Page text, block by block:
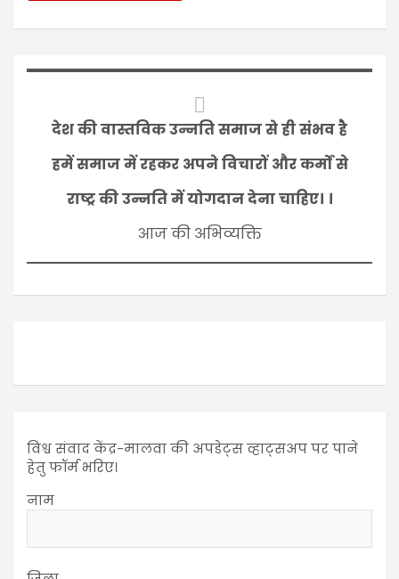
देश की वास्तविक उन्नति समाज से ही संभव है
हमें समाज में रहकर अपने विचारों और कर्मों से
राष्ट्र की उन्नति में योगदान देना चाहिए। ।
आज की अभिव्यक्ति
विश्व संवाद केंद्र-मालवा की अपडेट्स व्हाट्सअप पर पाने
हेतु फॉर्म भरिए।
नाम